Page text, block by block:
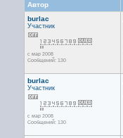
Автор
burlac
Участник
с мар 2008
Сообщений: 130
burlac
Участник
с мар 2008
Сообщений: 130